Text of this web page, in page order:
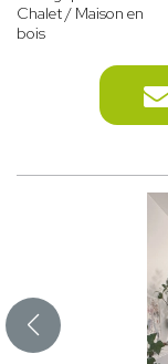
Chalet / Maison en
bois